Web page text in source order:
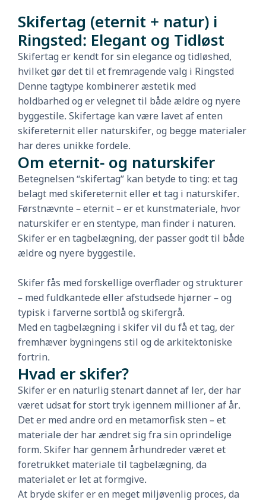
Skifertag (eternit + natur) i
Ringsted: Elegant og Tidløst
Skifertag er kendt for sin elegance og tidløshed,
hvilket gør det til et fremragende valg i Ringsted
Denne tagtype kombinerer æstetik med
holdbarhed og er velegnet til både ældre og nyere
byggestile. Skifertage kan være lavet af enten
skifereternit eller naturskifer, og begge materialer
har deres unikke fordele.
Om eternit- og naturskifer
Betegnelsen “skifertag” kan betyde to ting: et tag
belagt med skifereternit eller et tag i naturskifer.
Førstnævnte – eternit – er et kunstmateriale, hvor
naturskifer er en stentype, man finder i naturen.
Skifer er en tagbelægning, der passer godt til både
ældre og nyere byggestile.
Skifer fås med forskellige overflader og strukturer
– med fuldkantede eller afstudsede hjørner – og
typisk i farverne sortblå og skifergrå.
Med en tagbelægning i skifer vil du få et tag, der
fremhæver bygningens stil og de arkitektoniske
fortrin.
Hvad er skifer?
Skifer er en naturlig stenart dannet af ler, der har
været udsat for stort tryk igennem millioner af år.
Det er med andre ord en metamorfisk sten – et
materiale der har ændret sig fra sin oprindelige
form. Skifer har gennem århundreder været et
foretrukket materiale til tagbelægning, da
materialet er let at formgive.
At bryde skifer er en meget miljøvenlig proces, da